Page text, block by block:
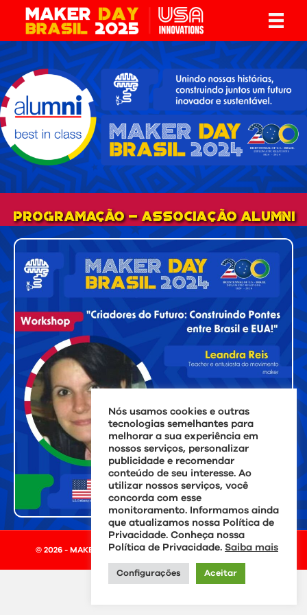
PROGRAMAÇÃO - Associação Alumni
© 2026 - MAKER DAY BRASIL - Todos os direitos reservados.
Nós usamos cookies e outras
tecnologias semelhantes para
melhorar a sua experiência em
nossos serviços, personalizar
publicidade e recomendar
conteúdo de seu interesse. Ao
utilizar nossos serviços, você
concorda com esse
monitoramento. Informamos ainda
que atualizamos nossa Política de
Privacidade. Conheça nossa
Política de Privacidade. Saiba mais
Configurações Aceitar